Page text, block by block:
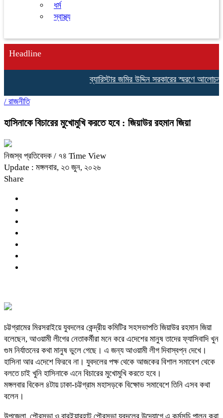
ধর্ম
স্বাস্থ্য
Headline
ব্যারিস্টার জমির উদ্দিন সরকারের স্মরণে
/ রাজনীতি
হাসিনাকে বিচারের মুখোমুখি করতে হবে : জিয়াউর রহমান জিয়া
নিজস্ব প্রতিবেদক / ৭৪ Time View
Update : মঙ্গলবার, ২৩ জুন, ২০২৬
Share
চট্টগ্রামের মিরসরাইয়ে যুবদলের কেন্দ্রীয় কমিটির সহসভাপতি জিয়াউর রহমান জিয়া
বলেছেন, আওয়ামী লীগের নেতাকর্মীরা মনে করে এদেশের মানুষ তাদের ফ্যাসিবাদি খুন
গুম নির্যাতনের কথা মানুষ ভুলে গেছে। এ জন্য আওয়ামী লীগ দিবাস্বপ্ন দেখে।
হাসিনা আর এদেশে ফিরবে না। যুবদলের পক্ষ থেকে আজকের বিশাল সমাবেশ থেকে
বলতে চাই খুনি হাসিনাকে এনে বিচারের মুখোমুখি করতে হবে।
মঙ্গলবার বিকেল ৪টায় ঢাকা-চট্টগ্রাম মহাসড়কে বিক্ষোভ সমাবেশে তিনি এসব কথা
বলেন।